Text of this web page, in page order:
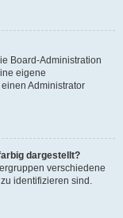
Board-Administration
eigene
Administrator
dargestellt?
verschiedene
identifizieren sind.